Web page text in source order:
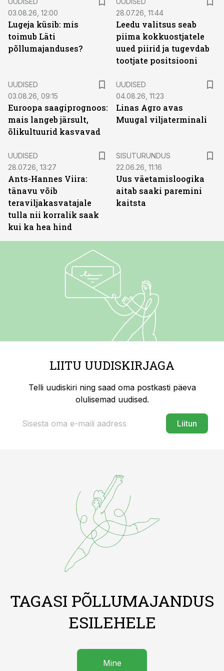
03.08.26, 12:00
Lugeja küsib: mis
toimub Läti
põllumajanduses?
28.07.26, 11:44
Leedu valitsus seab
piima kokkuostjatele
uued piirid ja tugevdab
tootjate positsiooni
UUDISED
03.08.26, 09:15
Euroopa saagiprognoos:
mais langeb järsult,
õlikultuurid kasvavad
UUDISED
04.08.26, 11:23
Linas Agro avas
Muugal viljaterminali
UUDISED
28.07.26, 13:27
Ants-Hannes Viira:
tänavu võib
teraviljakasvatajale
tulla nii korralik saak
kui ka hea hind
SISUTURUNDUS
22.06.26, 11:16
Uus väetamisloogika
aitab saaki paremini
kaitsta
LIITU UUDISKIRJAGA
Telli uudiskiri ning saad oma postkasti päeva
olulisemad uudised.
Liitun
TAGASI PÕLLUMAJANDUS
ESILEHELE
Mine